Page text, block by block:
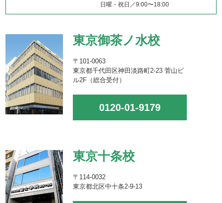
日曜・祝日／9:00〜18:00
東京御茶ノ水校
〒101-0063
東京都千代田区神田淡路町2-23 菅山ビ
ル2F（総合受付）
0120-01-9179
東京十条校
〒114-0032
東京都北区中十条2-9-13